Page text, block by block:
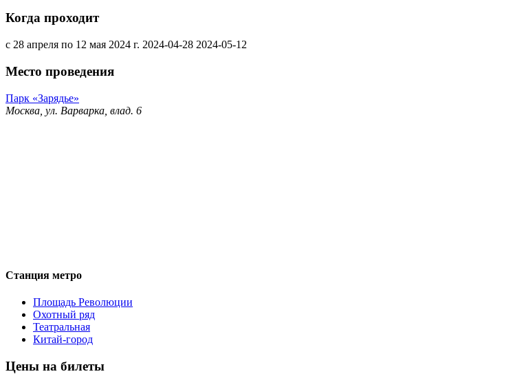
Когда проходит
с 28 апреля по 12 мая 2024 г. 2024-04-28 2024-05-12
Место проведения
Парк «Зарядье»
Москва, ул. Варварка, влад. 6
Станция метро
Площадь Революции
Охотный ряд
Театральная
Китай-город
Цены на билеты